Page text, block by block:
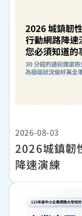
2026-08-03
2026城鎮韌
降速演練